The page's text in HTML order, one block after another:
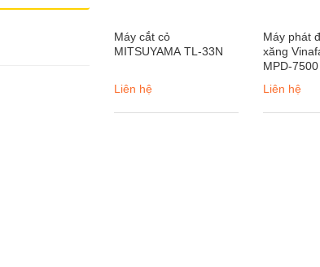
Máy cắt cỏ
MITSUYAMA TL-33N
Liên hệ
Máy phát
xăng
MPD-
Liên hệ